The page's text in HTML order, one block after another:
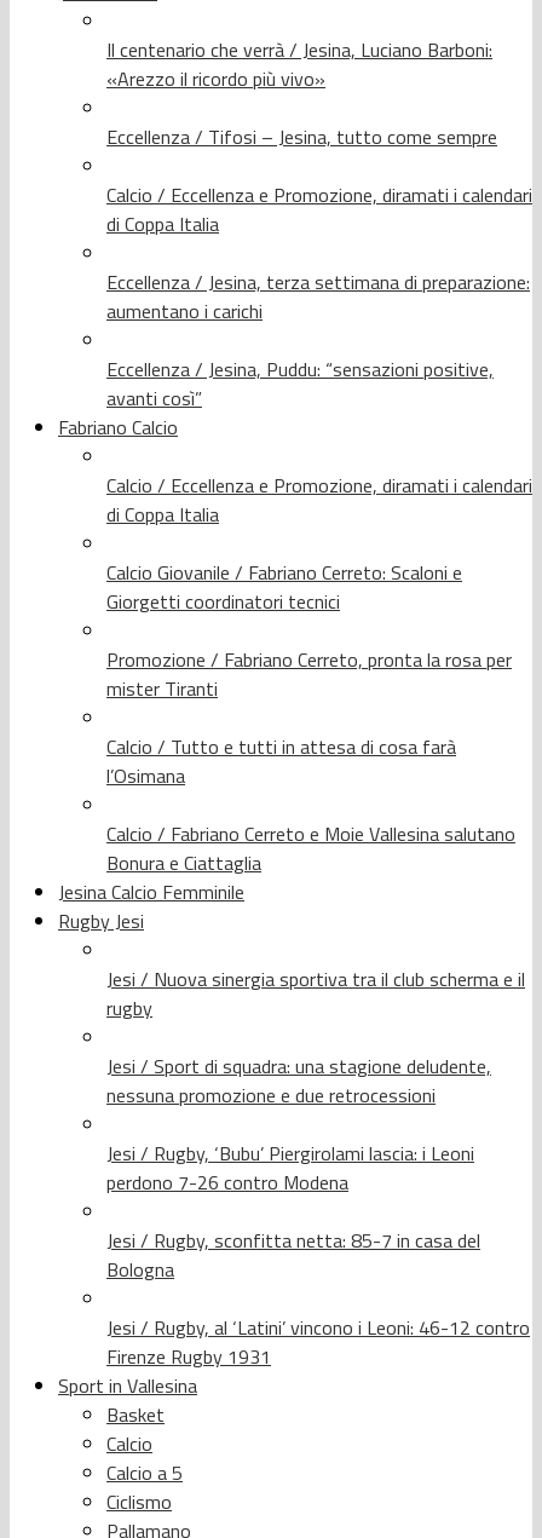
Il centenario che verrà / Jesina, Luciano Barboni:
«Arezzo il ricordo più vivo»
Eccellenza / Tifosi – Jesina, tutto come sempre
Calcio / Eccellenza e Promozione, diramati i calendari
di Coppa Italia
Eccellenza / Jesina, terza settimana di preparazione:
aumentano i carichi
Eccellenza / Jesina, Puddu: “sensazioni positive,
avanti così”
Fabriano Calcio
Calcio / Eccellenza e Promozione, diramati i calendari
di Coppa Italia
Calcio Giovanile / Fabriano Cerreto: Scaloni e
Giorgetti coordinatori tecnici
Promozione / Fabriano Cerreto, pronta la rosa per
mister Tiranti
Calcio / Tutto e tutti in attesa di cosa farà
l’Osimana
Calcio / Fabriano Cerreto e Moie Vallesina salutano
Bonura e Ciattaglia
Jesina Calcio Femminile
Rugby Jesi
Jesi / Nuova sinergia sportiva tra il club scherma e il
rugby
Jesi / Sport di squadra: una stagione deludente,
nessuna promozione e due retrocessioni
Jesi / Rugby, ‘Bubu’ Piergirolami lascia: i Leoni
perdono 7-26 contro Modena
Jesi / Rugby, sconfitta netta: 85-7 in casa del
Bologna
Jesi / Rugby, al ‘Latini’ vincono i Leoni: 46-12 contro
Firenze Rugby 1931
Sport in Vallesina
Basket
Calcio
Calcio a 5
Ciclismo
Pallamano